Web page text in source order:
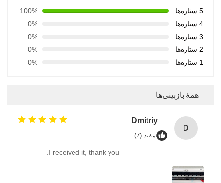
5 ستاره‌ها
100%
4 ستاره‌ها
0%
3 ستاره‌ها
0%
2 ستاره‌ها
0%
1 ستاره‌ها
0%
همهٔ بازبینی‌ها
D
Dmitriy
مفید (7)
I received it, thank you.